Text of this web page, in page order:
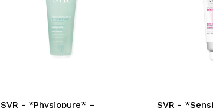
SVR - *Physiopure* –
SVR -